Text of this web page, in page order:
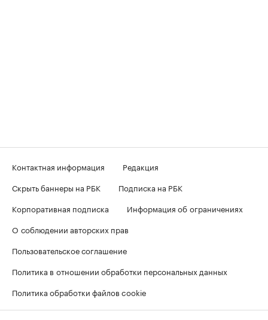
Контактная информация
Редакция
Скрыть баннеры на РБК
Подписка на РБК
Корпоративная подписка
Информация об ограничениях
О соблюдении авторских прав
Пользовательское соглашение
Политика в отношении обработки персональных данных
Политика обработки файлов cookie